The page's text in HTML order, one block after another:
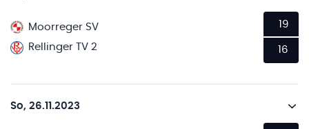
Moorreger SV
Rellinger TV 2
19
16
So, 26.11.2023